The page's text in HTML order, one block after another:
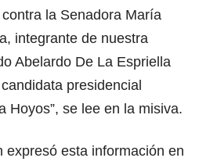
la Senadora María
integrante de nuestra
Abelardo De La Espriella
presidencial
Hoyos”, se lee en la misiva.
expresó esta información en